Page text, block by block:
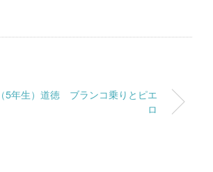
（5年生）道徳 ブランコ乗りとピエ
ロ